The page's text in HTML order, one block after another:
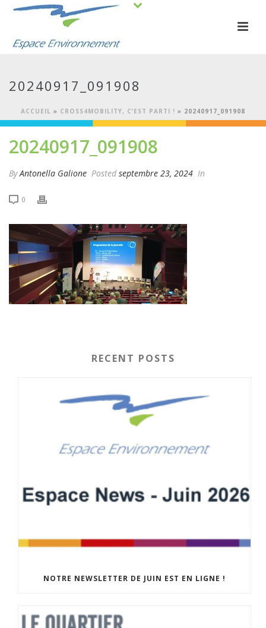
20240917_091908
ACCUEIL » CROSS4MOBILITY, C’EST PARTI ! » 20240917_091908
20240917_091908
ByAntonella Galione Posted septembre 23, 2024 In
0
RECENT POSTS
NOTRE NEWSLETTER DE JUIN EST EN LIGNE !